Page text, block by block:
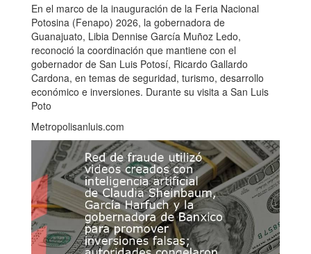
En el marco de la inauguración de la Feria Nacional
Potosina (Fenapo) 2026, la gobernadora de
Guanajuato, Libia Dennise García Muñoz Ledo,
reconoció la coordinación que mantiene con el
gobernador de San Luis Potosí, Ricardo Gallardo
Cardona, en temas de seguridad, turismo, desarrollo
económico e inversiones. Durante su visita a San Luis
Poto
Metropolisanluis.com